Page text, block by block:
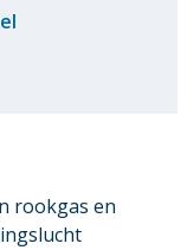
rookgas en